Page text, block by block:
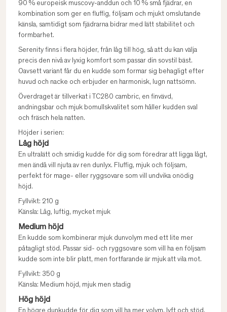
90 % europeisk muscovy-anddun och 10 % små fjädrar, en
kombination som ger en fluffig, följsam och mjukt omslutande
känsla, samtidigt som fjädrarna bidrar med lätt stabilitet och
formbarhet.
Serenity finns i flera höjder, från låg till hög, så att du kan välja
precis den nivå av lyxig komfort som passar din sovstil bäst.
Oavsett variant får du en kudde som formar sig behagligt efter
huvud och nacke och erbjuder en harmonisk, lugn nattsömn.
Överdraget är tillverkat i TC280 cambric, en finvävd,
andningsbar och mjuk bomullskvalitet som håller kudden sval
och fräsch hela natten.
Höjder i serien:
Låg höjd
En ultralätt och smidig kudde för dig som föredrar att ligga lågt,
men ändå vill njuta av ren dunlyx. Fluffig, mjuk och följsam,
perfekt för mage- eller ryggsovare som vill undvika onödig
höjd.
Fyllvikt: 210 g
Känsla: Låg, luftig, mycket mjuk
Medium höjd
En kudde som kombinerar mjuk dunvolym med ett lite mer
påtagligt stöd. Passar sid- och ryggsovare som vill ha en följsam
kudde som inte blir platt, men fortfarande är mjuk att vila mot.
Fyllvikt: 350 g
Känsla: Medium höjd, mjuk men stadig
Hög höjd